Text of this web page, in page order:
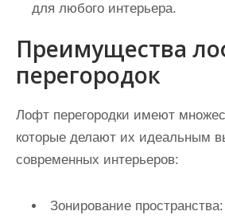
для любого интерьера.
Преимущества
перегородок
Лофт перегородки имеют
которые делают их идеальным
современных интерьеров:
Зонирование пространства: